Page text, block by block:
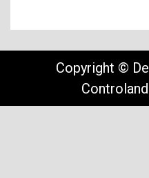
Copyright ©